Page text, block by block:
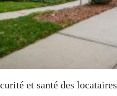
et santé des locataires